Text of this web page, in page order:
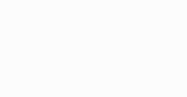
un arancel del 15 % sobre los productos fabricados…
de trabajo en turnos rotativos podría ser…